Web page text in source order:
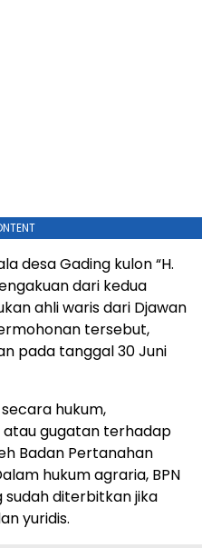
desa Gading kulon “H.
dari kedua
ahli waris dari Djawan
tersebut,
pada tanggal 30 Juni
hukum,
gugatan terhadap
Badan Pertanahan
hukum agraria, BPN
diterbitkan jika
yuridis.